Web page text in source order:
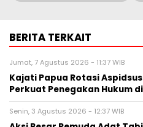
BERITA TERKAIT
Jumat, 7 Agustus 2026 - 11:37 WIB
Kajati Papua Rotasi
Perkuat Penegakan Hukum
Senin, 3 Agustus 2026 - 12:37 WIB